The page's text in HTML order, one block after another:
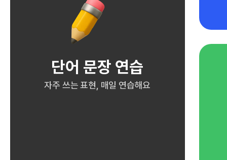
단어 문장 연습
자주 쓰는 표현, 매일 연습해요